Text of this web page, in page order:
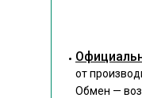
от
Обмен —